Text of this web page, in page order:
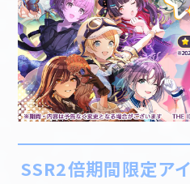
SSR2倍期間限定ア